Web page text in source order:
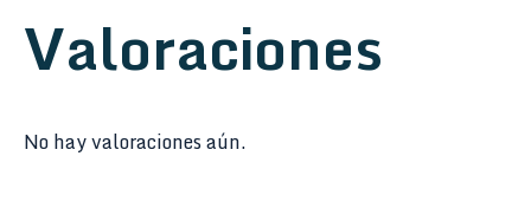
Valoraciones
No hay valoraciones aún.